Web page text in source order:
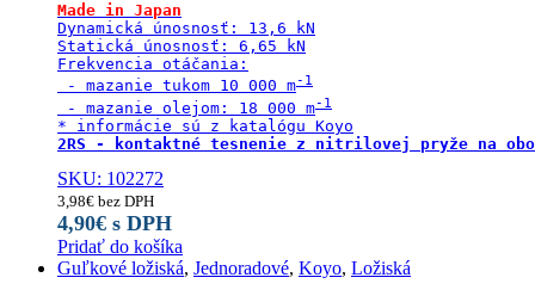
Made in Japan
Dynamická únosnosť: 13,6 kN
Statická únosnosť: 6,65 kN
Frekvencia otáčania:
- mazanie tukom 10 000 m
- mazanie olejom: 18 000 m
2RS - kontaktné tesnenie z nitrilovej pryže na
SKU: 102272
3,98€ bez DPH
4,90€ s DPH
Pridať do košíka
Guľkové ložiská, Jednoradové, Koyo, Ložiská